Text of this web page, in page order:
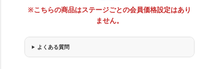
※こちらの商品はステージごとの会員価格設定はあり
ません。
よくある質問